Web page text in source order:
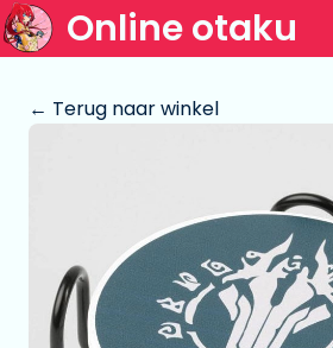
Online otaku
← Terug naar winkel